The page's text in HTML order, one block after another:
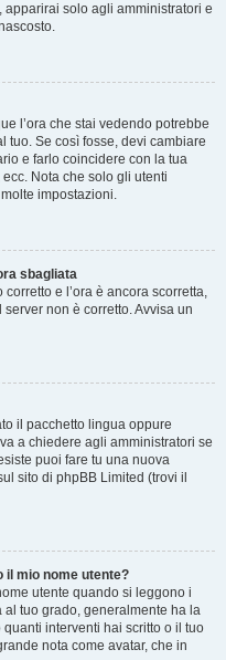
apparirai solo agli amministratori e
l’ora che stai vedendo potrebbe
tuo. Se così fosse, devi cambiare
e farlo coincidere con la tua
Nota che solo gli utenti
impostazioni.
sbagliata
e l’ora è ancora scorretta,
non è corretto. Avvisa un
il pacchetto lingua oppure
a chiedere agli amministratori se
puoi fare tu una nuova
sito di phpBB Limited (trovi il
il mio nome utente?
utente quando si leggono i
al tuo grado, generalmente ha la
interventi hai scritto o il tuo
nota come avatar, che in